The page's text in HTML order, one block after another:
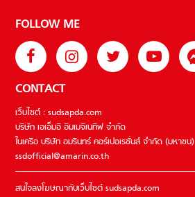
FOLLOW ME
CONTACT
เว็บไซต์ : sudsapda.com
บริษัท เอเอ็มอี อิมเมจิเนทีฟ จำกัด
ในเครือ บริษัท อมรินทร์ คอร์เปอเรชั่นส์ จำกัด (มหาชน)
ssdofficial@amarin.co.th
สนใจลงโฆษณากับเว็บไซต์ sudsapda.com